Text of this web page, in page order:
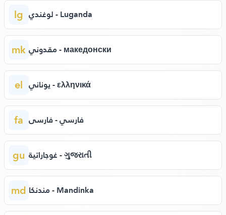
lg لوغندي - Luganda
mk مقدوني - македонски
el يوناني - ελληνικά
fa فارسي - فارسی
gu غوجاراتية - ગુજરાતી
md مندنكا - Mandinka